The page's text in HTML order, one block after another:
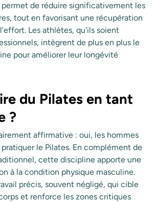
permet de réduire significativement les
tout en favorisant une récupération
Les athlètes, qu'ils soient
intègrent de plus en plus le
pour améliorer leur longévité
du Pilates en tant
?
affirmative : oui, les hommes
le Pilates. En complément de
cette discipline apporte une
à la condition physique masculine.
précis, souvent négligé, qui cible
et renforce les zones critiques